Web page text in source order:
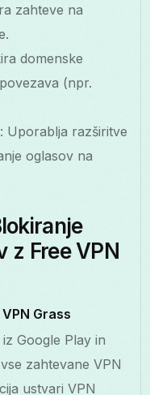
zahteve na
domenske
(npr.
Uporablja razširitve
oglasov na
z Free VPN
Grass
Google Play in
zahtevane VPN
ustvari VPN